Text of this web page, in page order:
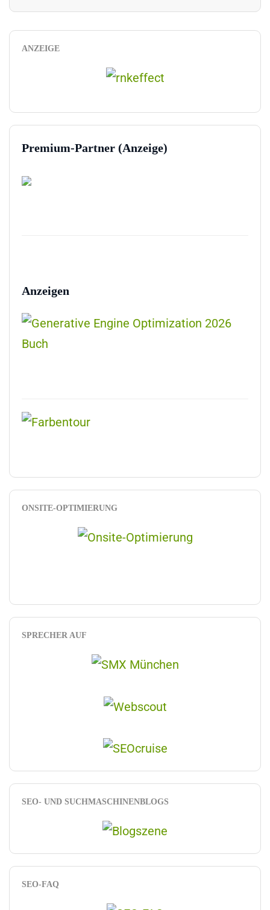
ANZEIGE
Premium-Partner (Anzeige)
Anzeigen
ONSITE-OPTIMIERUNG
SPRECHER AUF
SEO- UND SUCHMASCHINENBLOGS
SEO-FAQ